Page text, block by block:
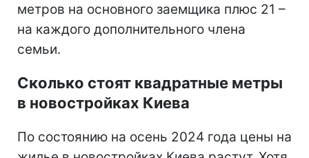
метров на основного заемщика плюс 21 –
на каждого дополнительного члена
семьи.
Сколько стоят квадратные метры
в новостройках Киева
По состоянию на осень 2024 года цены на